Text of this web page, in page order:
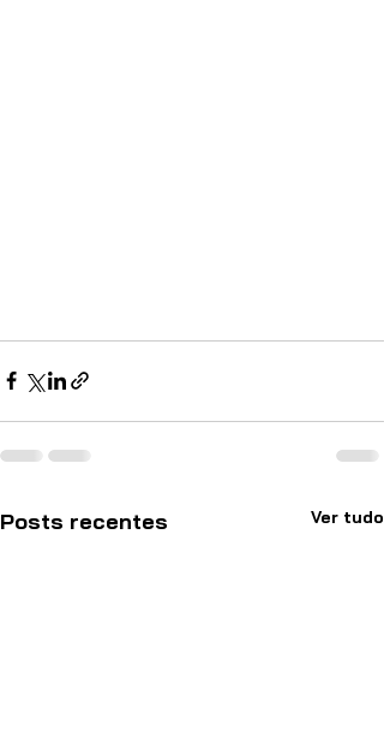
Posts recentes Ver tudo